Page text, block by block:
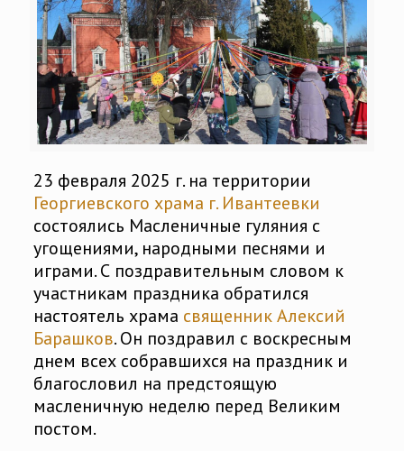
23 февраля 2025 г. на территории
Георгиевского храма г. Ивантеевки
состоялись Масленичные гуляния с
угощениями, народными песнями и
играми. С поздравительным словом к
участникам праздника обратился
настоятель храма священник Алексий
Барашков. Он поздравил с воскресным
днем всех собравшихся на праздник и
благословил на предстоящую
масленичную неделю перед Великим
постом.